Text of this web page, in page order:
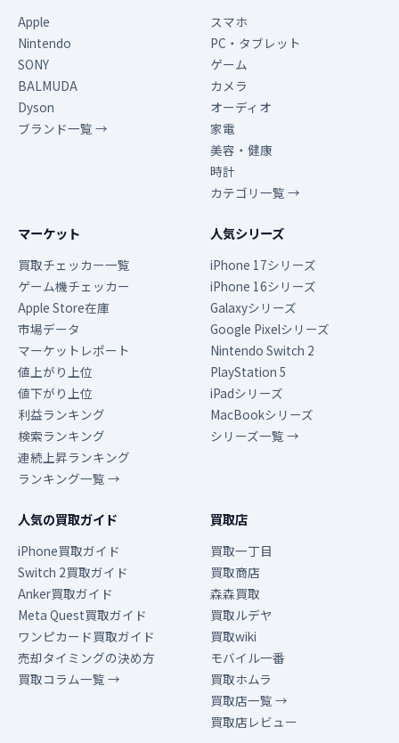
Apple
Nintendo
SONY
BALMUDA
Dyson
ブランド一覧 →
スマホ
PC・タブレット
ゲーム
カメラ
オーディオ
家電
美容・健康
時計
カテゴリ一覧 →
マーケット
買取チェッカー一覧
ゲーム機チェッカー
Apple Store在庫
市場データ
マーケットレポート
値上がり上位
値下がり上位
利益ランキング
検索ランキング
連続上昇ランキング
ランキング一覧 →
人気シリーズ
iPhone 17シリーズ
iPhone 16シリーズ
Galaxyシリーズ
Google Pixelシリーズ
Nintendo Switch 2
PlayStation 5
iPadシリーズ
MacBookシリーズ
シリーズ一覧 →
人気の買取ガイド
iPhone買取ガイド
Switch 2買取ガイド
Anker買取ガイド
Meta Quest買取ガイド
ワンピカード買取ガイド
売却タイミングの決め方
買取コラム一覧 →
買取店
買取一丁目
買取商店
森森買取
買取ルデヤ
買取wiki
モバイル一番
買取ホムラ
買取店一覧 →
買取店レビュー